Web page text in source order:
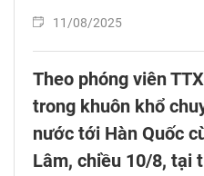
11/08/2025
Theo phóng viên
trong khuôn khổ
nước tới Hàn Quốc
Lâm, chiều 10/8, tại